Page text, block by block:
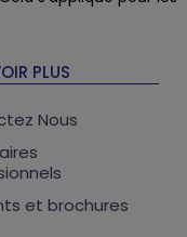
PLUS
Nous
et brochures